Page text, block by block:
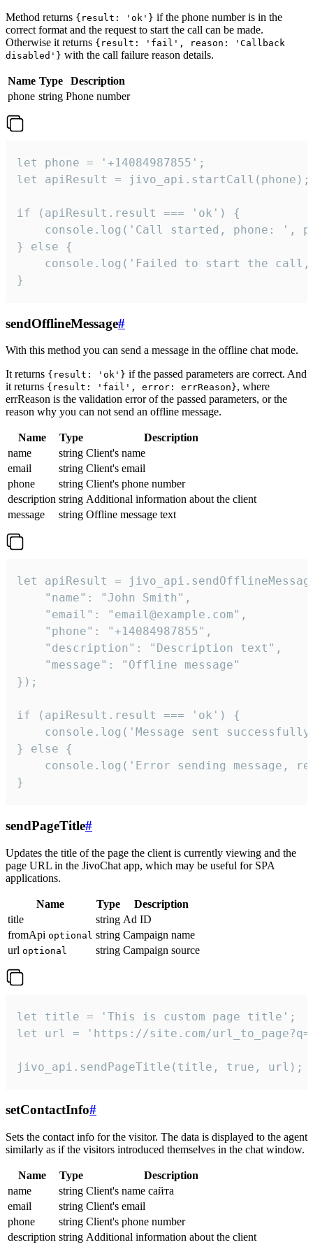
Method returns {result: 'ok'} if the phone number is in the
correct format and the request to start the call can be made.
Otherwise it returns {result: 'fail', reason: 'Callback
disabled'} with the call failure reason details.
Name Type
Description
phone string Phone number
let phone = '+14084987855';
let apiResult = jivo_api.startCall(phone);
if (apiResult.result === 'ok') {
console.log('Call started, phone: ',
} else {
console.log('Failed to start the
}
sendOfflineMessage#
With this method you can send a message in the offline chat mode.
It returns {result: 'ok'} if the passed parameters are correct. And
it returns {result: 'fail', error: errReason}, where
errReason is the validation error of the passed parameters, or the
reason why you can not send an offline message.
Name Type
Description
name
string Client's name
email
string Client's email
phone
string Client's phone number
description string Additional information about the client
message
string Offline message text
let apiResult =
    "name": "John Smith",
    "email": "email@example.com",
    "phone": "+14084987855",
    "description": "Description text",
    "message": "Offline message"
});
if (apiResult.result === 'ok') {
console.log('Message sent
} else {
console.log('Error sending message,
}
sendPageTitle#
Updates the title of the page the client is currently viewing and the
page URL in the JivoChat app, which may be useful for SPA
applications.
Name Type
Description
title
string Ad ID
fromApi optional string Campaign name
url optional string Campaign source
let title = 'This is custom page title';
let url = 'https://site.com/
jivo_api.sendPageTitle(title, true, url);
setContactInfo#
Sets the contact info for the visitor. The data is displayed to the agent
similarly as if the visitors introduced themselves in the chat window.
Name Type
Description
name
string Client's name сайта
email
string Client's email
phone
string Client's phone number
description string Additional information about the client